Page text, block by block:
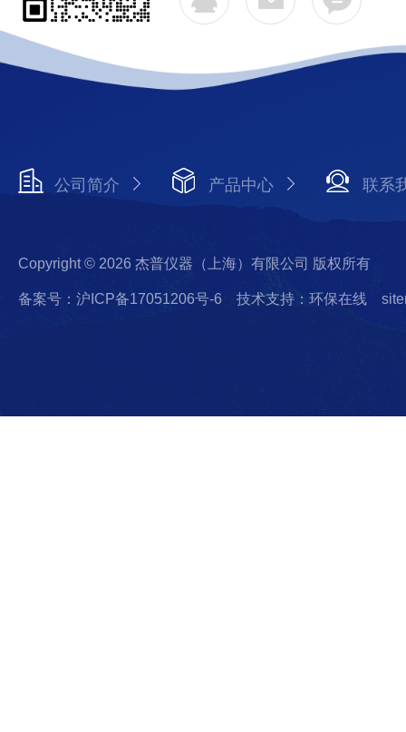
公司简介 产品中心 联系
Copyright © 2026 杰普仪器（上海）有限公司 版权所有
备案号：沪ICP备17051206号-6 技术支持：环保在线